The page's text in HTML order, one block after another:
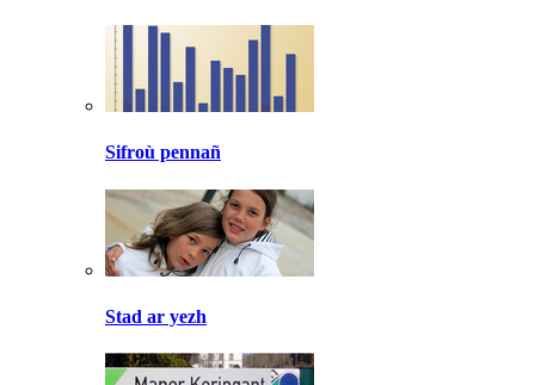
Sifroù pennañ
Stad ar yezh